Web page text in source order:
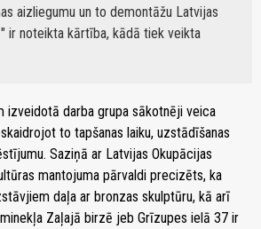
aizliegumu un to demontāžu Latvijas
ir noteikta kārtība, kādā tiek veikta
izveidotā darba grupa sākotnēji veica
to tapšanas laiku, uzstādīšanas
Saziņā ar Latvijas Okupācijas
mantojuma pārvaldi precizēts, ka
daļa ar bronzas skulptūru, kā arī
Zaļajā birzē jeb Grīzupes ielā 37 ir